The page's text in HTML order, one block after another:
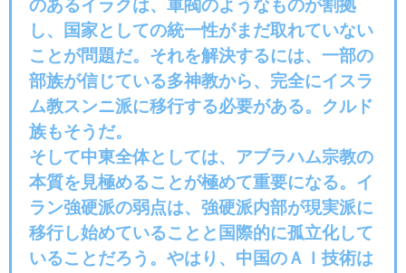
し、国家としての統一性がまだ取れていない
ことが問題だ。それを解決するには、一部の
部族が信じている多神教から、完全にイスラ
ム教スンニ派に移行する必要がある。クルド
族もそうだ。
そして中東全体としては、アブラハム宗教の
本質を見極めることが極めて重要になる。イ
ラン強硬派の弱点は、強硬派内部が現実派に
移行し始めていることと国際的に孤立化して
いることだろう。やはり、中国のＡＩ技術は